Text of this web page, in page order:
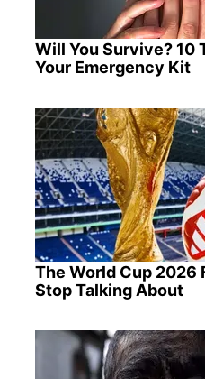
Will You Survive? 10
Your Emergency Kit
The World Cup 2026
Stop Talking About